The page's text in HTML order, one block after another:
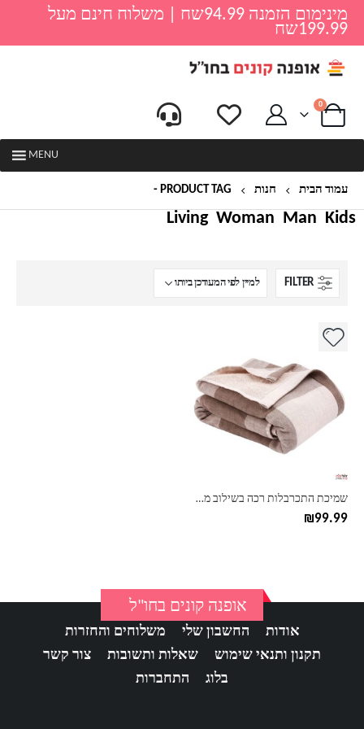
מינימום הזמנה 94.99שח | משלוח חינם מעל
199.99שח
0
MENU
עמוד הבית חנות PRODUCT TAG -
Kids
Man
Woman
Living
FILTER
שמיכת התכרבלות רכה בשילוב משבצות
₪99.99
למוצר
מספר
סוגים.
ניתן
האפשרויות
אופנה קונים בחו"ל
אודות החשבון שלי
משלוחים והחזרות
תקנון ותנאי שימוש
שאלות ותשובות
צור קשר
בלוג
התחברות